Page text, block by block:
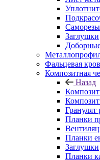
Саморезы
Заглушки
Фальцевая
Композитная
Назад
Планки
Планки
Заглушки
Планки